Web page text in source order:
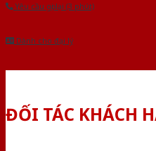
Yêu cầu gọi lại (3 phút)
Dành cho đại lý
ĐỐI TÁC KHÁCH